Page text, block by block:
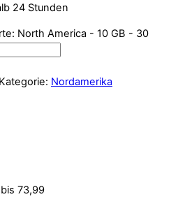
24 Stunden
North America - 10 GB - 30
Kategorie: Nordamerika
73,99